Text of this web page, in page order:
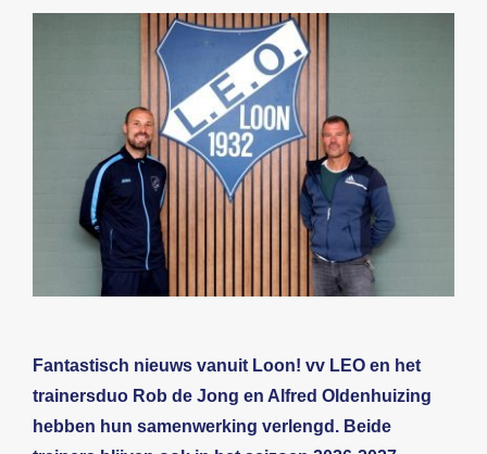
Activiteitenkalender
Fantastisch nieuws vanuit Loon! vv LEO en het
trainersduo Rob de Jong en Alfred Oldenhuizing
hebben hun samenwerking verlengd. Beide